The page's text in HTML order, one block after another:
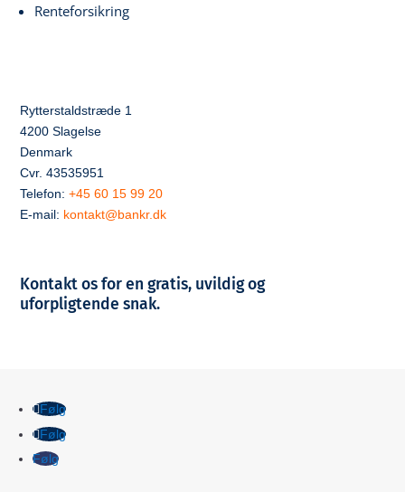
Renteforsikring
Rytterstaldstræde 1
4200 Slagelse
Denmark
Cvr. 43535951
Telefon:+45 60 15 99 20
E-mail: kontakt@bankr.dk
Kontakt os for en gratis, uvildig og
uforpligtende snak.
Følg
Følg
Følg